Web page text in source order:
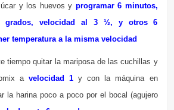
y los huevos y programar 6 minutos,
grados, velocidad al 3 ½, y otros 6
temperatura a la misma velocidad
tiempo quitar la mariposa de las cuchillas y
a velocidad 1 y con la máquina en
la harina poco a poco por el bocal (agujero